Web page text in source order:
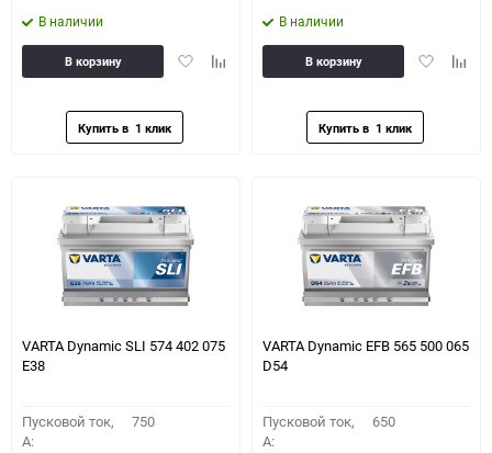
В наличии
ДобавитьДобавить
В корзину
В наличии
Добавить
В корзину
VARTA Dynamic SLI 574 402 075
E38
Пусковой ток,
A:
750
VARTA Dynamic EFB 565 500 065
D54
Пусковой ток,
A:
650